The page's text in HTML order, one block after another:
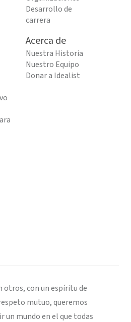
Desarrollo de
carrera
Acerca de
Nuestra Historia
Nuestro Equipo
Donar a Idealist
otros, con un espíritu de
mutuo, queremos
un mundo en el que todas